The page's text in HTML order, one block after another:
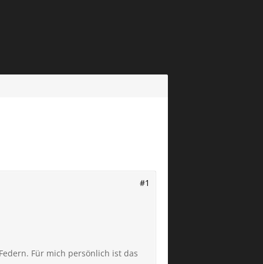
#1
Für mich persönlich ist das